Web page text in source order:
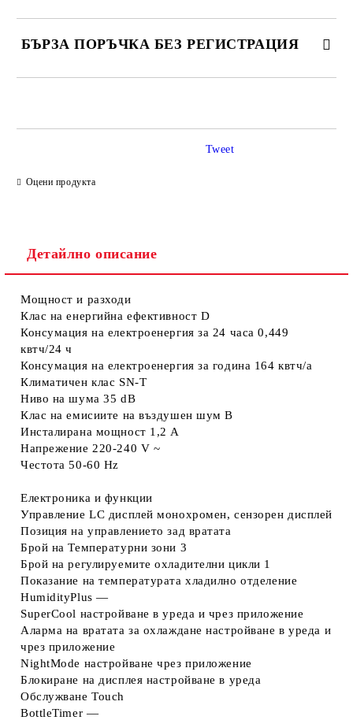
БЪРЗА ПОРЪЧКА БЕЗ РЕГИСТРАЦИЯ
Ние ще се свържем с вас в рамките на работния ден.
Оцени продукта
Tweet
Детайлно описание
Мощност и разходи
Клас на енергийна ефективност D
Консумация на електроенергия за 24 часа 0,449
квтч/24 ч
Консумация на електроенергия за година 164 квтч/a
Климатичен клас SN-T
Ниво на шума 35 dB
Клас на емисиите на въздушен шум B
Инсталирана мощност 1,2 A
Напрежение 220-240 V ~
Честота 50-60 Hz
Електроника и функции
Управление LC дисплей монохромен, сензорен дисплей
Позиция на управлението зад вратата
Брой на Температурни зони 3
Брой на регулируемите охладителни цикли 1
Показание на температурата хладилно отделение
HumidityPlus —
SuperCool настройване в уреда и чрез приложение
Аларма на вратата за oхлаждане настройване в уреда и
чрез приложение
NightMode настройване чрез приложение
Блокиране на дисплея настройване в уреда
Обслужване Touch
BottleTimer —